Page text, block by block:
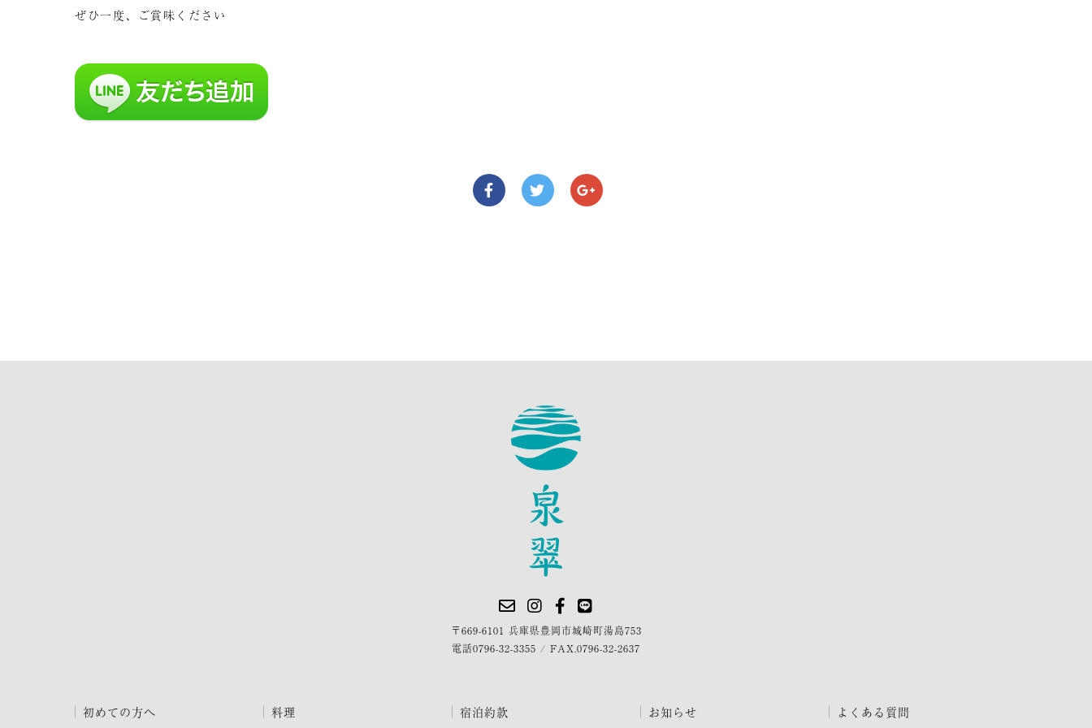
ぜひ一度、ご賞味ください
〒669-6101 兵庫県豊岡市城崎町湯島753
電話0796-32-3355 / FAX.0796-32-2637
初めての方へ 料理 宿泊約款 お知らせ よくある質問